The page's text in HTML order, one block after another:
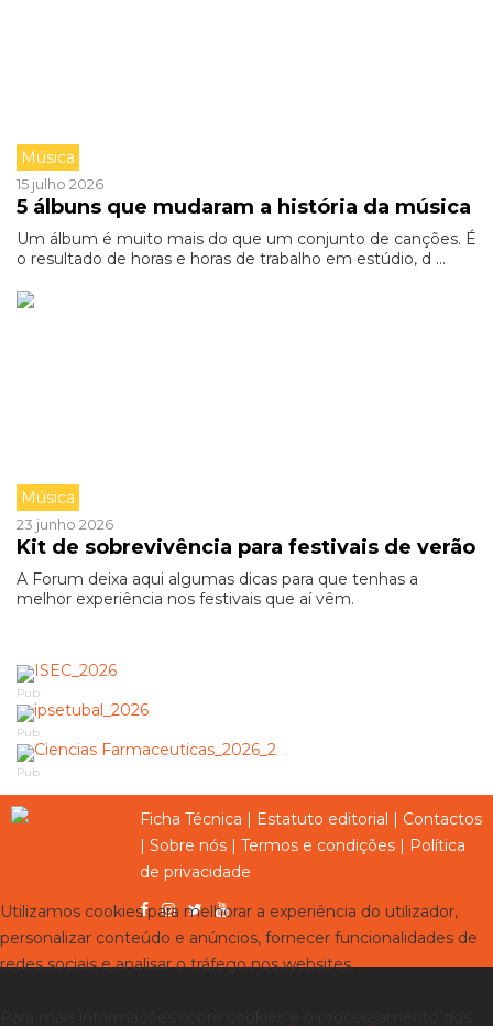
Música
15 julho 2026
5 álbuns que mudaram a história da música
Um álbum é muito mais do que um conjunto de canções. É
o resultado de horas e horas de trabalho em estúdio, d ...
Música
23 junho 2026
Kit de sobrevivência para festivais de verão
A Forum deixa aqui algumas dicas para que tenhas a
melhor experiência nos festivais que aí vêm.
Pub
Pub
Pub
Ficha Técnica | Estatuto editorial | Contactos
| Sobre nós | Termos e condições | Política
de privacidade
Utilizamos cookies para melhorar a experiência do utilizador,
personalizar conteúdo e anúncios, fornecer funcionalidades de
redes sociais e analisar o tráfego nos websites.